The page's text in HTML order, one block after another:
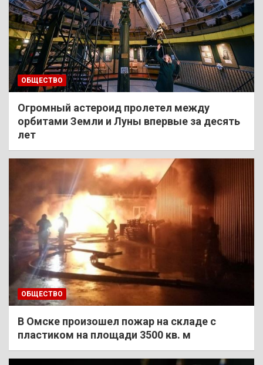
ОБЩЕСТВО
Огромный астероид пролетел между
орбитами Земли и Луны впервые за десять
лет
ОБЩЕСТВО
В Омске произошел пожар на складе с
пластиком на площади 3500 кв. м